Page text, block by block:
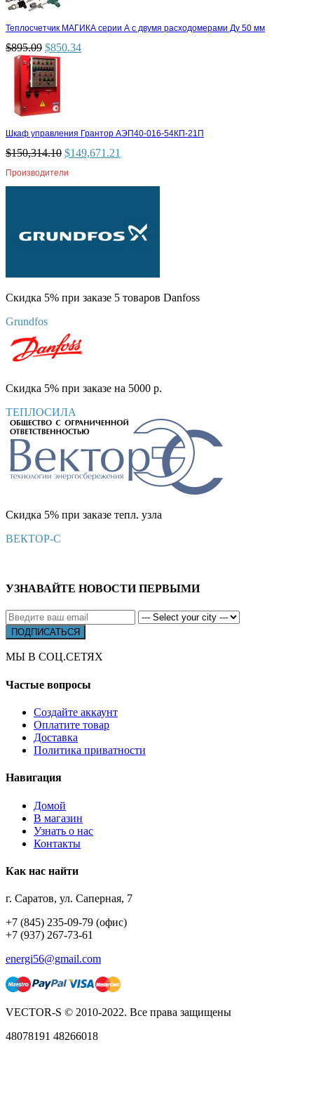
Теплосчетчик МАГИКА серии А с двумя расходомерами Ду 50 мм
$895.09 $850.34
Шкаф управления Грантор АЭП40-016-54КП-21П
$150,314.10 $149,671.21
Производители
Скидка 5% при заказе 5 товаров Danfoss
Grundfos
Скидка 5% при заказе на 5000 р.
ТЕПЛОСИЛА
Скидка 5% при заказе тепл. узла
ВЕКТОР-С
УЗНАВАЙТЕ НОВОСТИ ПЕРВЫМИ
МЫ В СОЦ.СЕТЯХ
Частые вопросы
Создайте аккаунт
Оплатите товар
Доставка
Политика приватности
Навигация
Домой
В магазин
Узнать о нас
Контакты
Как нас найти
г. Саратов, ул. Саперная, 7
+7 (845) 235-09-79 (офис)
+7 (937) 267-73-61
energi56@gmail.com
VECTOR-S © 2010-2022. Все права защищены
48078191 48266018